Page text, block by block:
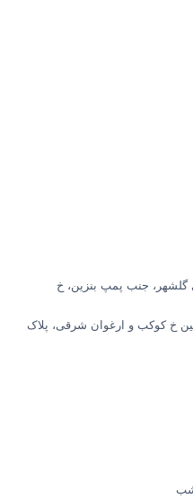
۴۵ متری گلشهر، جنب پمپ بنزین، خ
بین خ کوکب و ارغوان شرقی، پلاک